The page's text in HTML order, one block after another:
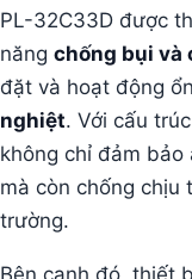
PL-32C33D được
năng chống bụi và
đặt và hoạt động
nghiệt. Với cấu
không chỉ đảm bảo
mà còn chống
trường.
Bên cạnh đó, thiết